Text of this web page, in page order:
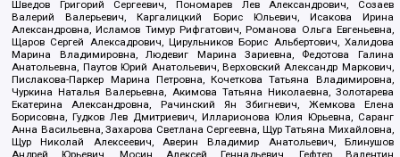
Шведов Григорий Сергеевич, Пономарев Лев Александрович, Созаев
Валерий Валерьевич, Каргалицкий Борис Юльевич, Исакова Ирина
Александровна, Исламов Тимур Рифгатович, Романова Ольга Евгеньевна,
Щаров Сергей Алексадрович, Цирульников Борис Альбертович, Халидова
Марина Владимировна, Людевиг Марина Зариевна, Федотова Галина
Анатольевна, Паутов Юрий Анатольевич, Верховский Александр Маркович,
Пислакова-Паркер Марина Петровна, Кочеткова Татьяна Владимировна,
Чуркина Наталья Валерьевна, Акимова Татьяна Николаевна, Золотарева
Екатерина Александровна, Рачинский Ян Збигневич, Жемкова Елена
Борисовна, Гудков Лев Дмитриевич, Илларионова Юлия Юрьевна, Саранг
Анна Васильевна, Захарова Светлана Сергеевна, Щур Татьяна Михайловна,
Щур Николай Алексеевич, Аверин Владимир Анатольевич, Блинушов